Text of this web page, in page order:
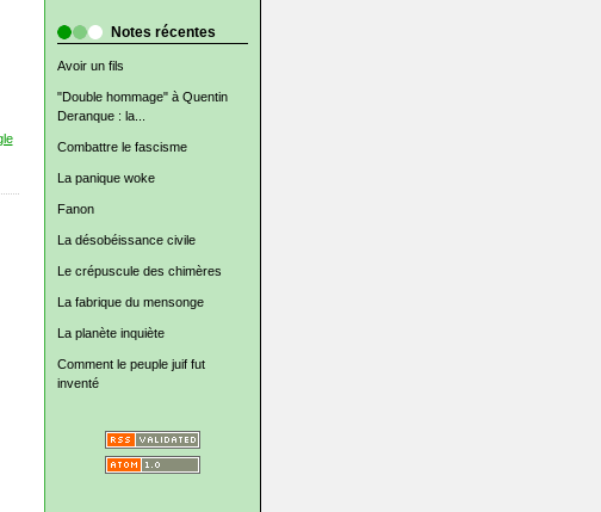
Notes récentes
Avoir un fils
"Double hommage" à Quentin
Deranque : la...
Combattre le fascisme
La panique woke
Fanon
La désobéissance civile
Le crépuscule des chimères
La fabrique du mensonge
La planète inquiète
Comment le peuple juif fut
inventé